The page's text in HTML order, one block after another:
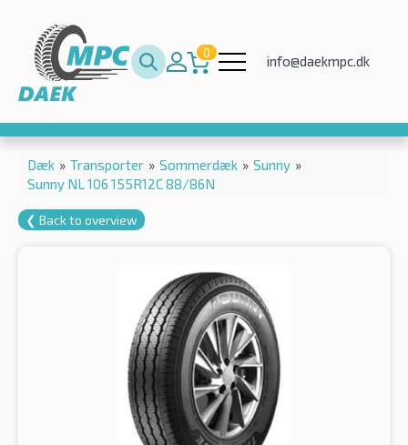
0
info@daekmpc.dk
Dæk » Transporter » Sommerdæk » Sunny »
Sunny NL 106 155R12C 88/86N
❮ Back to overview